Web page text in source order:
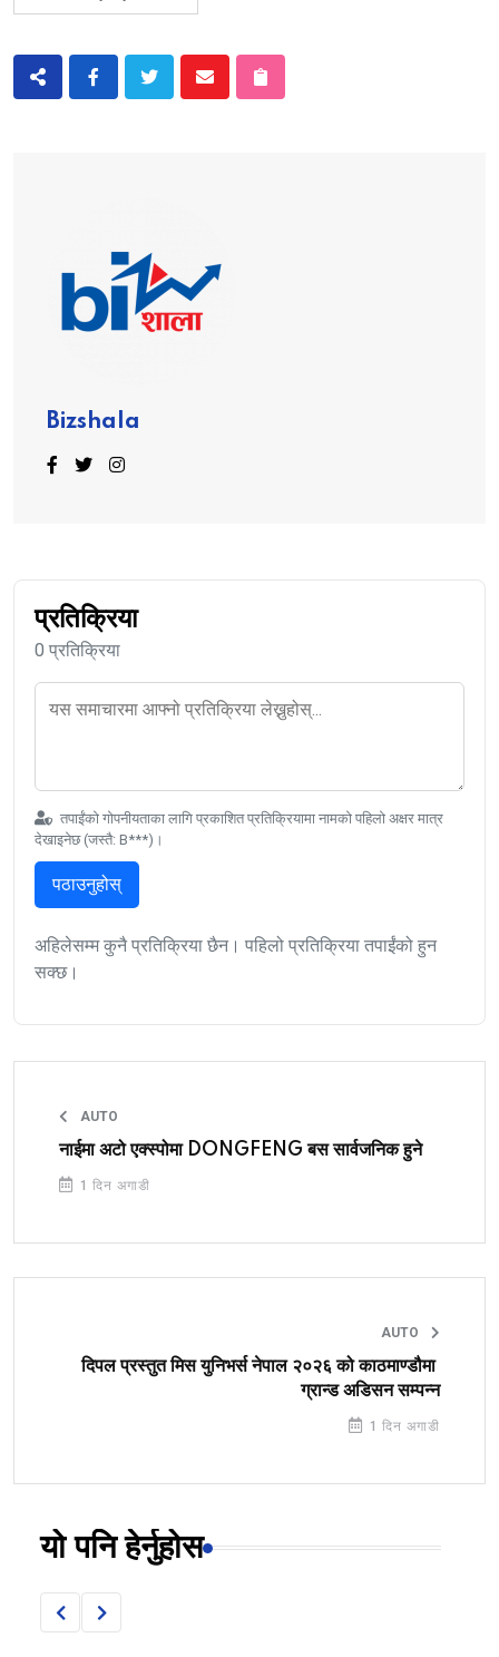
Bizshala
प्रतिक्रिया
0 प्रतिक्रिया
तपाईंको गोपनीयताका लागि प्रकाशित प्रतिक्रियामा नामको पहिलो अक्षर मात्र
देखाइनेछ (जस्तै: B***)।
पठाउनुहोस्
अहिलेसम्म कुनै प्रतिक्रिया छैन। पहिलो प्रतिक्रिया तपाईंको हुन
सक्छ।
AUTO
नाईमा अटो एक्स्पोमा DONGFENG बस सार्वजनिक हुने
1 दिन अगाडी
AUTO
दिपल प्रस्तुत मिस युनिभर्स नेपाल २०२६ को काठमाण्डौमा
ग्रान्ड अडिसन सम्पन्न
1 दिन अगाडी
यो पनि हेर्नुहोस